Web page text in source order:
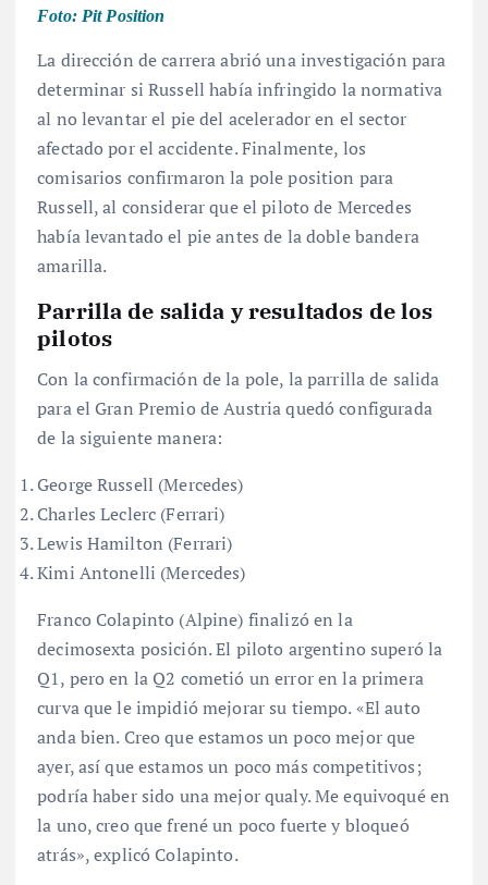
Foto: Pit Position
La dirección de carrera abrió una investigación para
determinar si Russell había infringido la normativa
al no levantar el pie del acelerador en el sector
afectado por el accidente. Finalmente, los
comisarios confirmaron la pole position para
Russell, al considerar que el piloto de Mercedes
había levantado el pie antes de la doble bandera
amarilla.
Parrilla de salida y resultados de los
pilotos
Con la confirmación de la pole, la parrilla de salida
para el Gran Premio de Austria quedó configurada
de la siguiente manera:
George Russell (Mercedes)
Charles Leclerc (Ferrari)
Lewis Hamilton (Ferrari)
Kimi Antonelli (Mercedes)
Franco Colapinto (Alpine) finalizó en la
decimosexta posición. El piloto argentino superó la
Q1, pero en la Q2 cometió un error en la primera
curva que le impidió mejorar su tiempo. «El auto
anda bien. Creo que estamos un poco mejor que
ayer, así que estamos un poco más competitivos;
podría haber sido una mejor qualy. Me equivoqué en
la uno, creo que frené un poco fuerte y bloqueó
atrás», explicó Colapinto.